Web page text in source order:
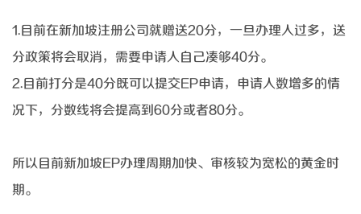
1.目前在新加坡注册公司就赠送20分，一旦办理人过多，送
分政策将会取消，需要申请人自己凑够40分。
2.目前打分是40分既可以提交EP申请，申请人数增多的情
况下，分数线将会提高到60分或者80分。
所以目前新加坡EP办理周期加快、审核较为宽松的黄金时
期。